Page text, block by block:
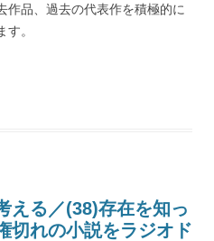
作品、過去の代表作を積極的に
。
える／(38)存在を知っ
切れの小説をラジオド